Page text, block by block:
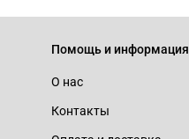
Помощь и информация
О нас
Контакты